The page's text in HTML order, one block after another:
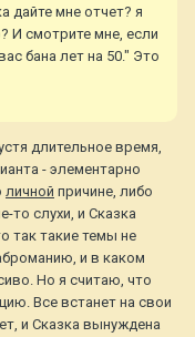
дайте мне отчет? я
И смотрите мне, если
бана лет на 50." Это
длительное время,
- элементарно
личной причине, либо
то слухи, и Сказка
так такие темы не
и в каком
Но я считаю, что
Все встанет на свои
и Сказка вынуждена